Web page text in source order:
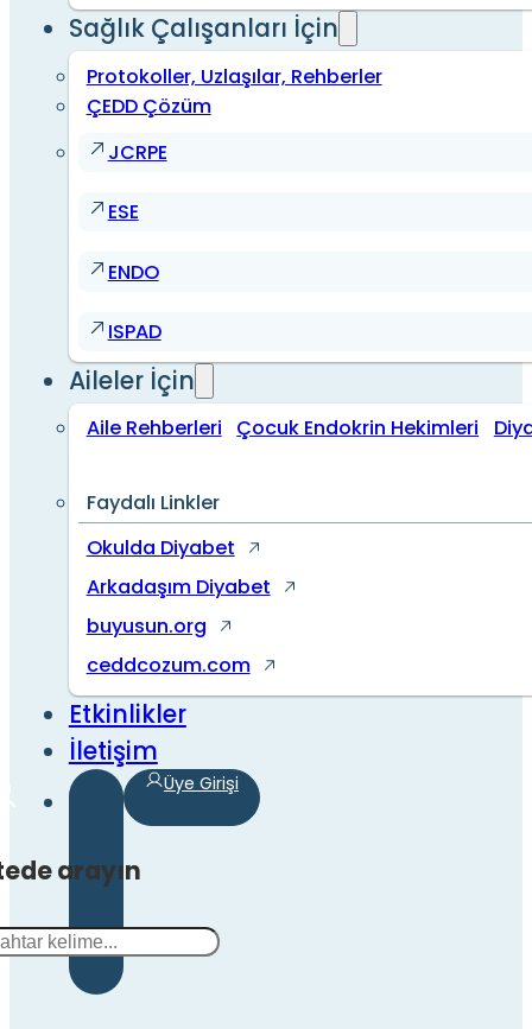
Sağlık Çalışanları İçin
Protokoller, Uzlaşılar, Rehberler
ÇEDD Çözüm
JCRPE
ESE
ENDO
ISPAD
Aileler İçin
Aile Rehberleri Çocuk Endokrin Hekimleri
Faydalı Linkler
Okulda Diyabet
Arkadaşım Diyabet
buyusun.org
ceddcozum.com
Etkinlikler
İletişim
arayın
Üye Girişi